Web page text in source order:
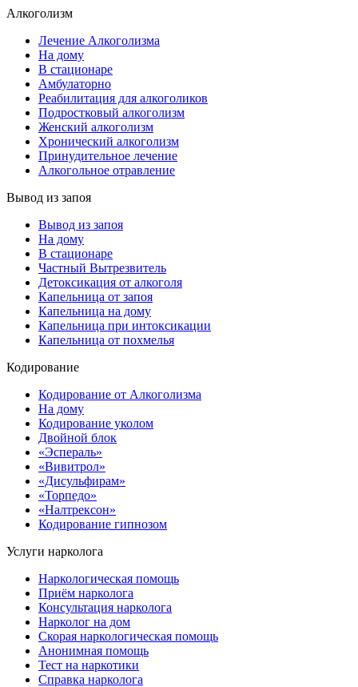
Алкоголизм
Лечение Алкоголизма
На дому
В стационаре
Амбулаторно
Реабилитация для алкоголиков
Подростковый алкоголизм
Женский алкоголизм
Хронический алкоголизм
Принудительное лечение
Алкогольное отравление
Вывод из запоя
Вывод из запоя
На дому
В стационаре
Частный Вытрезвитель
Детоксикация от алкоголя
Капельница от запоя
Капельница на дому
Капельница при интоксикации
Капельница от похмелья
Кодирование
Кодирование от Алкоголизма
На дому
Кодирование уколом
Двойной блок
«Эспераль»
«Вивитрол»
«Дисульфирам»
«Торпедо»
«Налтрексон»
Кодирование гипнозом
Услуги нарколога
Наркологическая помощь
Приём нарколога
Консультация нарколога
Нарколог на дом
Скорая наркологическая помощь
Анонимная помощь
Тест на наркотики
Справка нарколога